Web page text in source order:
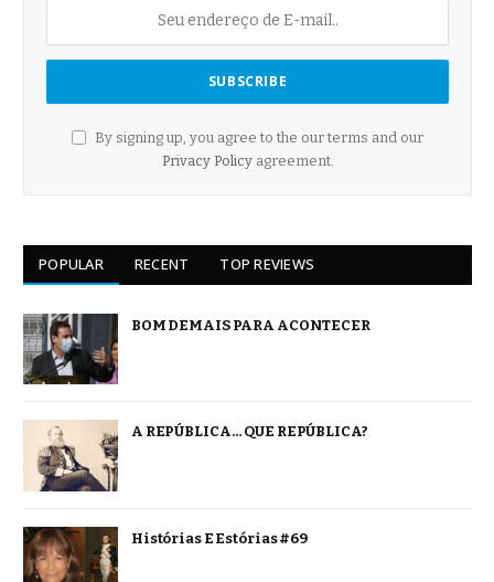
By signing up, you agree to the our terms and our
Privacy Policyagreement.
POPULAR RECENT TOP REVIEWS
BOM DEMAIS PARA ACONTECER
A REPÚBLICA… QUE REPÚBLICA?
Histórias E Estórias #69